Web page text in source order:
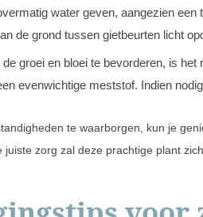
water geven, aangezien
de grond tussen gietbeurten licht
groei en bloei te bevorderen, is
evenwichtige meststof. Indien
te waarborgen, kun je
juiste zorg zal deze prachtige plant